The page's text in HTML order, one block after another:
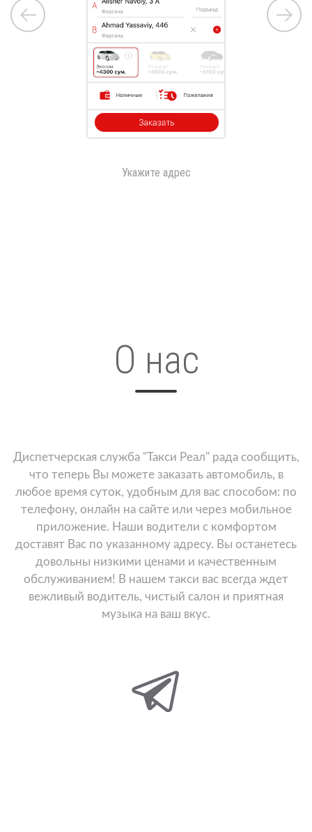
Укажите адрес
О нас
Диспетчерская служба "Такси Реал" рада сообщить,
что теперь Вы можете заказать автомобиль, в
любое время суток, удобным для вас способом: по
телефону, онлайн на сайте или через мобильное
приложение. Наши водители с комфортом
доставят Вас по указанному адресу. Вы останетесь
довольны низкими ценами и качественным
обслуживанием! В нашем такси вас всегда ждет
вежливый водитель, чистый салон и приятная
музыка на ваш вкус.